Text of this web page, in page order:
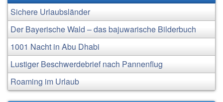
Sichere Urlaubsländer
Der Bayerische Wald – das bajuwarische Bilderbuch
1001 Nacht in Abu Dhabi
Lustiger Beschwerdebrief nach Pannenflug
Roaming im Urlaub